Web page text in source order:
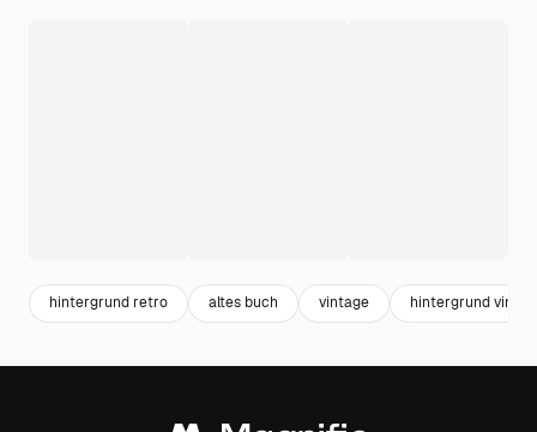
hintergrund retro altes buch vintage hintergrund